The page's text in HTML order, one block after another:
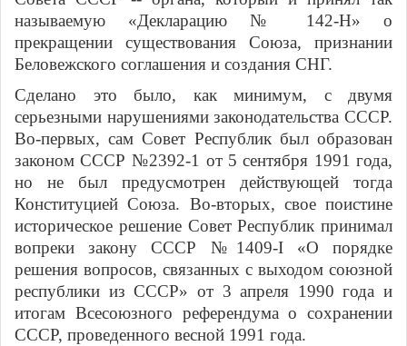
называемую «Декларацию № 142-Н» о
прекращении существования Союза, признании
Беловежского соглашения и создания СНГ.
Сделано это было, как минимум, с двумя
серьезными нарушениями законодательства СССР.
Во-первых, сам Совет Республик был образован
законом СССР №2392-1 от 5 сентября 1991 года,
но не был предусмотрен действующей тогда
Конституцией Союза. Во-вторых, свое поистине
историческое решение Совет Республик принимал
вопреки закону СССР №1409-I «О порядке
решения вопросов, связанных с выходом союзной
республики из СССР» от 3 апреля 1990 года и
итогам Всесоюзного референдума о сохранении
СССР, проведенного весной 1991 года.